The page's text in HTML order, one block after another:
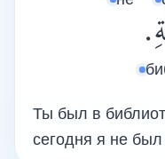
Ты был в
сегодня я не был